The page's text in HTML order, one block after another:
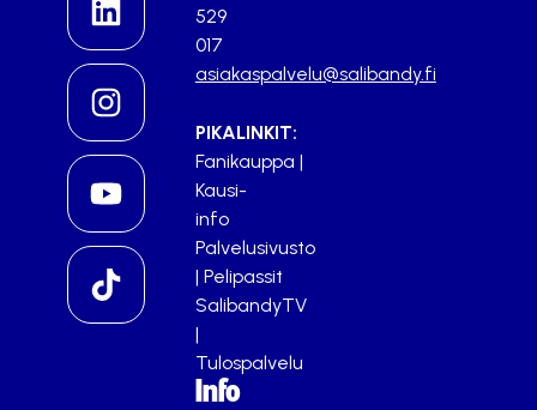
529
017
asiakaspalvelu@salibandy.fi
PIKALINKIT:
Fanikauppa |
Kausi-
info
Palvelusivusto
| Pelipassit
SalibandyTV
|
Tulospalvelu
Info